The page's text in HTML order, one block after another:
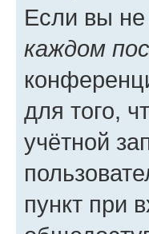
Если вы
каждом
для того,
учётной
пункт при